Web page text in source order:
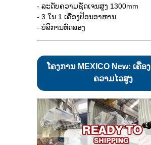
- ລະດັບຄວາມຊັດເຈນສູງ 1300mm
- 3 ໃນ 1 ເຄື່ອງປ້ອນອາຫານ
- ບໍລິການທົດລອງ
ໂຄງການ MEXICO New: ເຄື່ອ
ຄວາມໄວສູງ